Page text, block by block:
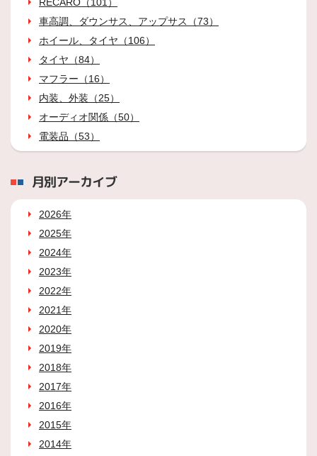
車高調、ダウンサス、アップサス（73）
ホイール、タイヤ（106）
タイヤ（84）
マフラー（16）
内装、外装（25）
オーディオ関係（50）
電装品（53）
月別アーカイブ
2026年
2025年
2024年
2023年
2022年
2021年
2020年
2019年
2018年
2017年
2016年
2015年
2014年